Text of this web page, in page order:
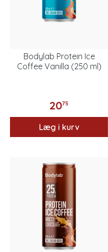
Bodylab Protein Ice
Coffee Vanilla (250 ml)
2075
Læg i kurv